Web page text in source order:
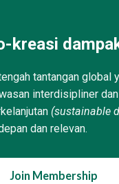
kreasi
tantangan global
interdisipliner
(sustainable
dan relevan.
Join Membership